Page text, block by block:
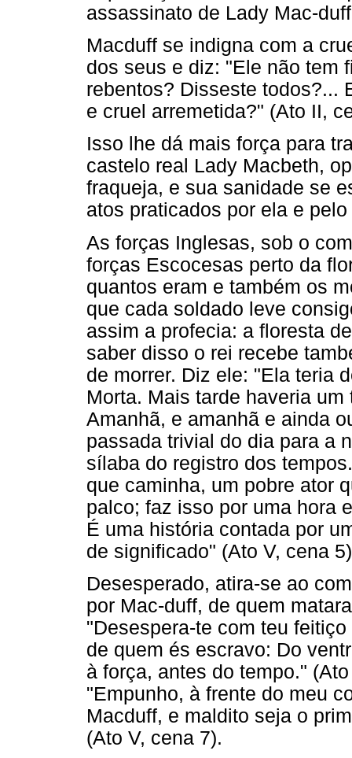
assassinato de Lady Mac-
Macduff se indigna com a
dos seus e diz: "Ele não tem
rebentos? Disseste todos?...
e cruel arremetida?" (Ato II,
Isso lhe dá mais força para
castelo real Lady Macbeth,
fraqueja, e sua sanidade se
atos praticados por ela e
As forças Inglesas, sob o
forças Escocesas perto da
quantos eram e também os
que cada soldado leve
assim a profecia: a floresta
saber disso o rei recebe
de morrer. Diz ele: "Ela teria
Morta. Mais tarde haveria
Amanhã, e amanhã e ainda
passada trivial do dia para a
sílaba do registro dos
que caminha, um pobre ator
palco; faz isso por uma hora
É uma história contada por
de significado" (Ato V, cena
Desesperado, atira-se ao
por Mac-duff, de quem
"Desespera-te com teu
de quem és escravo: Do
à força, antes do tempo."
"Empunho, à frente do meu
Macduff, e maldito seja o
(Ato V, cena 7).